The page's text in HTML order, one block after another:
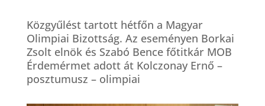
Közgyűlést tartott hétfőn a Magyar
Olimpiai Bizottság. Az eseményen Borkai
Zsolt elnök és Szabó Bence főtitkár MOB
Érdemérmet adott át Kolczonay Ernő –
posztumusz – olimpiai